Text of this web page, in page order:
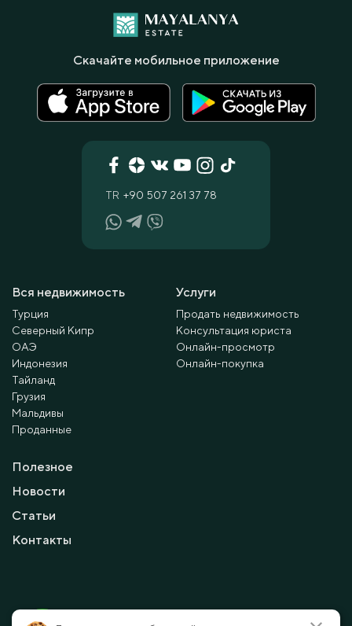
Вся недвижимость
Турция
Северный Кипр
ОАЭ
Индонезия
Тайланд
Грузия
Мальдивы
Проданные
Услуги
Продать недвижимость
Консультация юриста
Онлайн-просмотр
Онлайн-покупка
Полезное
Новости
Статьи
Контакты
TR +90 507 261 37 78
Скачайте мобильное приложение